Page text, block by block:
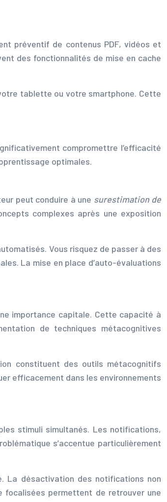
préventif de contenus PDF, vidéos et
des fonctionnalités de mise en cache
tablette ou votre smartphone. Cette
compromettre l’efficacité
optimales.
peut conduire à une surestimation de
complexes après une exposition
Vous risquez de passer à des
La mise en place d’auto-évaluations
importance capitale. Cette capacité à
de techniques métacognitives
constituent des outils métacognitifs
efficacement dans les environnements
stimuli simultanés. Les notifications,
s’accentue particulièrement
La désactivation des notifications non
focalisées permettent de retrouver une